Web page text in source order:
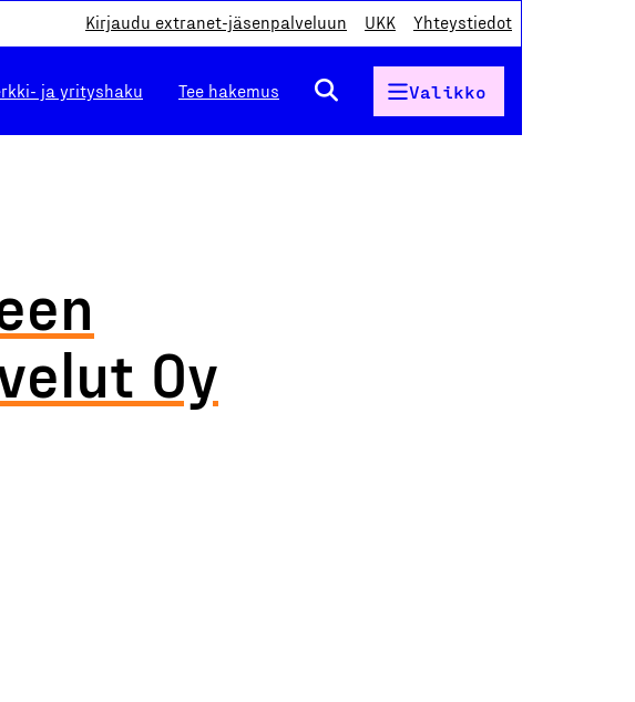
Kirjaudu extranet-jäsenpalveluun UKK Yhteystiedot
ja yrityshaku Tee hakemus Valikko
Oy